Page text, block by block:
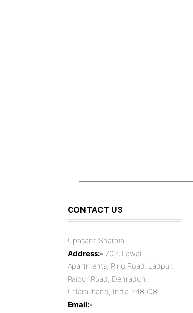
CONTACT US
Upasana Sharma
Address:- 702, Lawai
Apartments, Ring Road, Ladpur,
Raipur Road, Dehradun,
Uttarakhand, India 248008
Email:-